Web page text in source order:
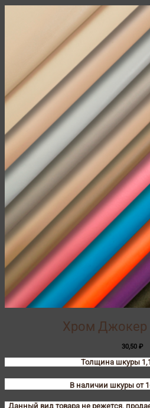
Хром Джокер
30,50 ₽
Толщина шкуры
В наличии шкуры от
Данный вид товара не режется,